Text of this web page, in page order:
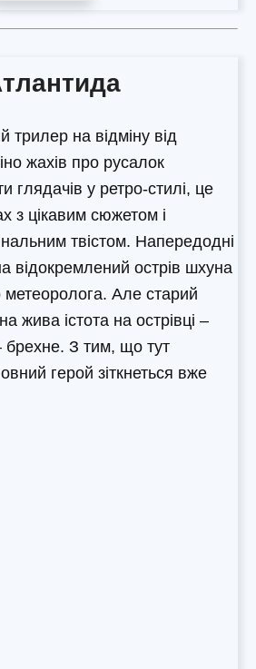
трилер на відміну від
жахів про русалок
глядачів у ретро-стилі, це
з цікавим сюжетом і
твістом. Напередодні
відокремлений острів шхуна
метеоролога. Але старий
жива істота на острівці –
брехне. З тим, що тут
герой зіткнеться вже